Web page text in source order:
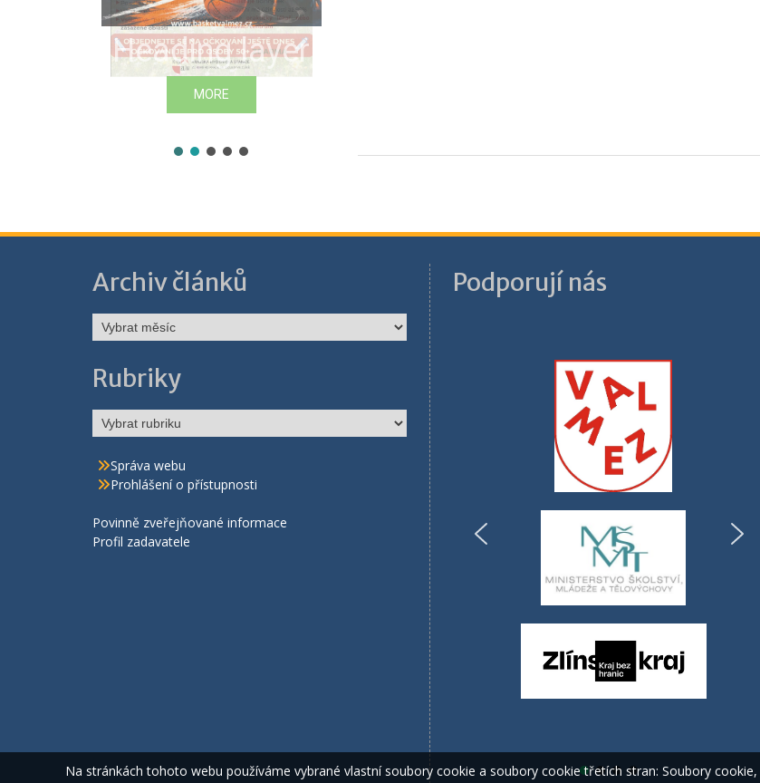
Heading layer
MORE
Archiv článků
Archiv
článků
Rubriky
Rubriky
Správa webu
Prohlášení o přístupnosti
Povinně zveřejňované informace
Profil zadavatele
Podporují nás
Na stránkách tohoto webu používáme vybrané vlastní soubory cookie a soubory cookie třetích stran: Soubory cookie,